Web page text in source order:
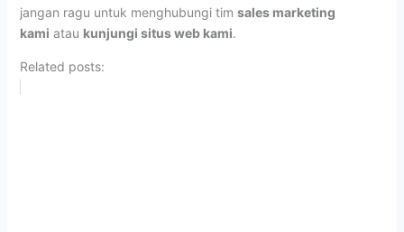
jangan ragu untuk menghubungi tim sales marketing
kami atau kunjungi situs web kami.
Related posts: